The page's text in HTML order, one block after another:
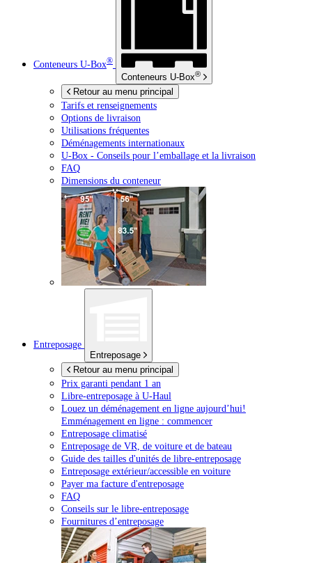
Conteneurs U-Box®
Conteneurs U-Box®
Retour au menu principal
Tarifs et renseignements
Options de livraison
Utilisations fréquentes
Déménagements internationaux
U-Box - Conseils pour l’emballage et la livraison
FAQ
Dimensions du conteneur
Entreposage
Entreposage
Retour au menu principal
Prix garanti pendant 1 an
Libre-entreposage à U-Haul
Louez un déménagement en ligne aujourd’hui!
Emménagement en ligne : commencer
Entreposage climatisé
Entreposage de VR, de voiture et de bateau
Guide des tailles d'unités de libre-entreposage
Entreposage extérieur/accessible en voiture
Payer ma facture d'entreposage
FAQ
Conseils sur le libre-entreposage
Fournitures d’entreposage